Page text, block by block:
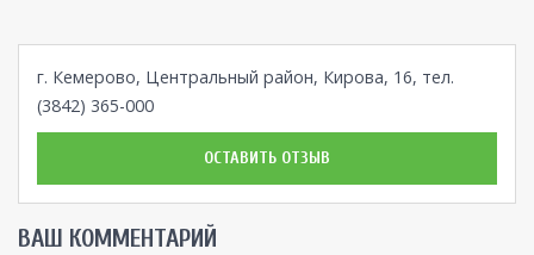
г. Кемерово, Центральный район, Кирова, 16, тел.
(3842) 365-000
ОСТАВИТЬ ОТЗЫВ
ВАШ КОММЕНТАРИЙ